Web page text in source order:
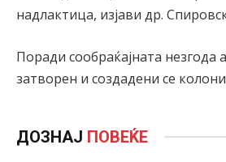
надлактица, изјави др.
Поради сообраќајната незгода
затворен и создадени се
ДОЗНАЈ ПОВЕЌЕ